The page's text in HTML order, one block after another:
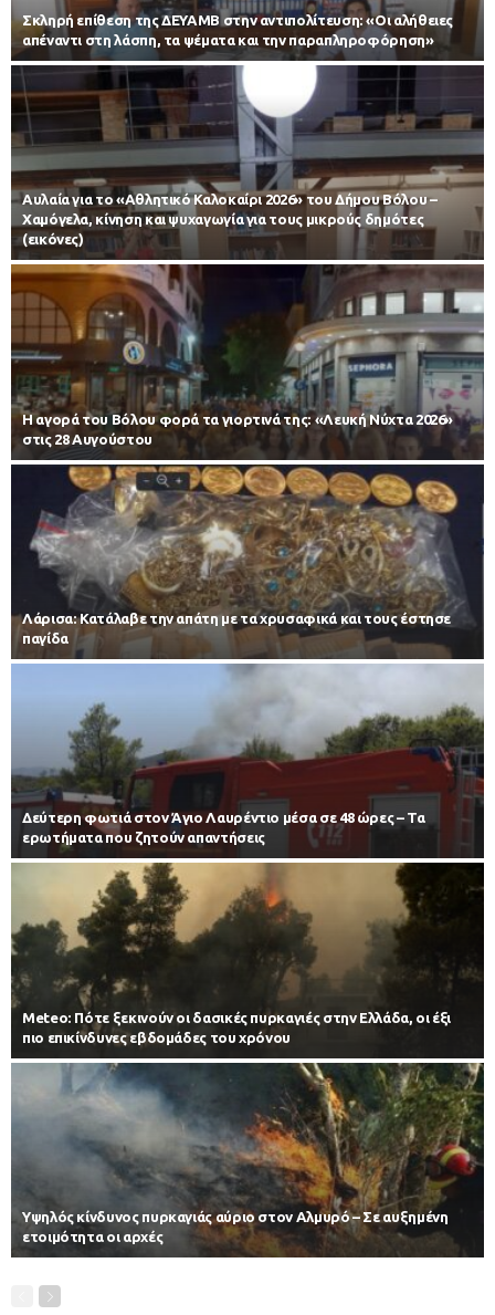
Σκληρή επίθεση της ΔΕΥΑΜΒ στην αντιπολίτευση: «Οι αλήθειες
απέναντι στη λάσπη, τα ψέματα και την παραπληροφόρηση»
Αυλαία για το «Αθλητικό Καλοκαίρι 2026» του Δήμου Βόλου –
Χαμόγελα, κίνηση και ψυχαγωγία για τους μικρούς δημότες
(εικόνες)
Η αγορά του Βόλου φορά τα γιορτινά της: «Λευκή Νύχτα 2026»
στις 28 Αυγούστου
Λάρισα: Κατάλαβε την απάτη με τα χρυσαφικά και τους έστησε
παγίδα
Δεύτερη φωτιά στον Άγιο Λαυρέντιο μέσα σε 48 ώρες – Τα
ερωτήματα που ζητούν απαντήσεις
Meteo: Πότε ξεκινούν οι δασικές πυρκαγιές στην Ελλάδα, οι έξι
πιο επικίνδυνες εβδομάδες του χρόνου
Υψηλός κίνδυνος πυρκαγιάς αύριο στον Αλμυρό – Σε αυξημένη
ετοιμότητα οι αρχές